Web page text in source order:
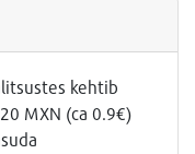
kehtib
MXN (ca 0.9€)